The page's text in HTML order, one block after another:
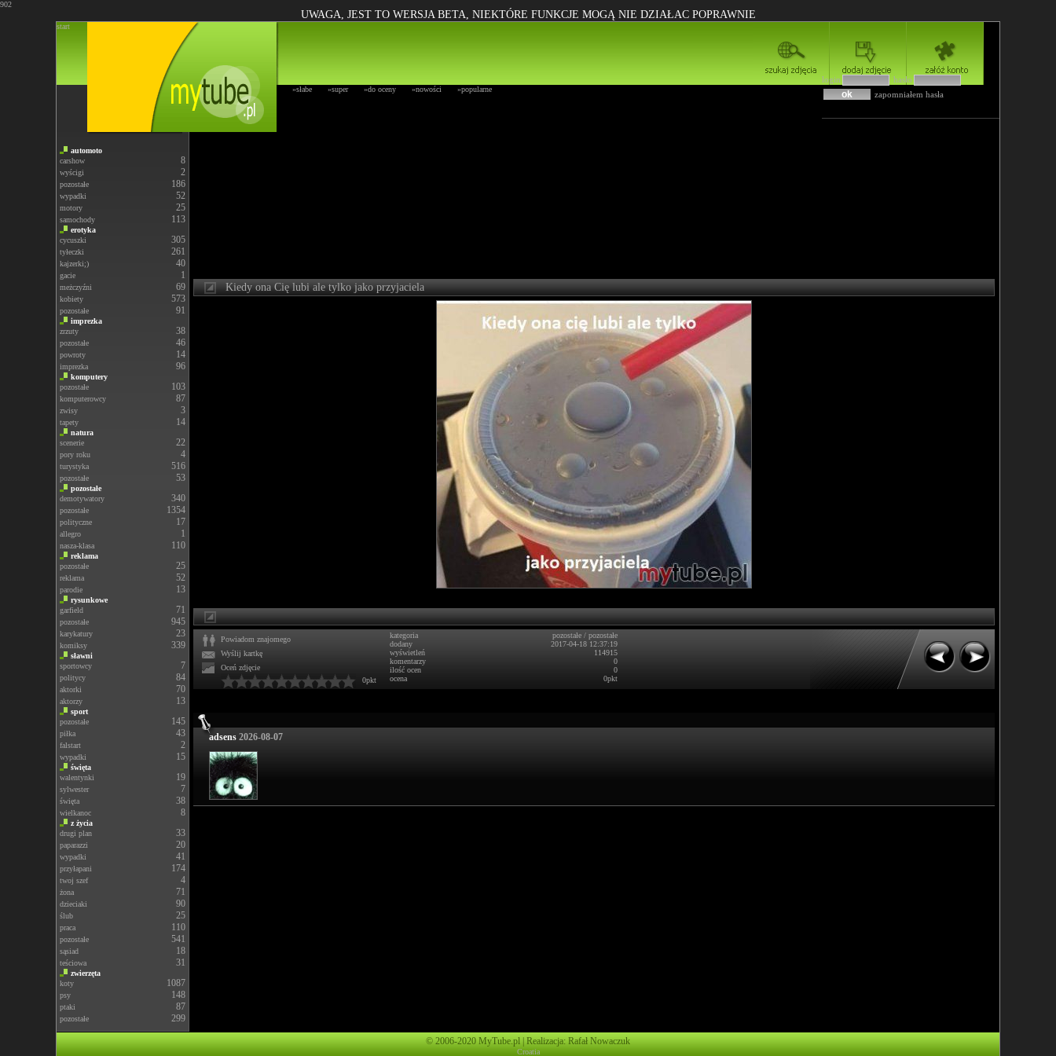
902
UWAGA, JEST TO WERSJA BETA, NIEKTÓRE FUNKCJE MOGĄ NIE DZIAŁAC POPRAWNIE
start
»słabe »super »do oceny »nowości »popularne
login
hasło
zapomniałem hasła
automoto
carshow
8
wyścigi 2
pozostałe 186
wypadki 52
motory 25
samochody 113
erotyka
cycuszki
305
tyłeczki 261
kajzerki;) 40
gacie 1
meżczyźni 69
kobiety 573
pozostałe 91
imprezka
zrzuty
38
pozostałe 46
powroty 14
imprezka 96
komputery
pozostałe
103
komputerowcy 87
zwisy 3
tapety 14
natura
scenerie
22
pory roku 4
turystyka 516
pozostałe 53
pozostałe
demotywatory
340
pozostałe 1354
polityczne 17
allegro 1
nasza-klasa 110
reklama
pozostałe
25
reklama 52
parodie 13
rysunkowe
garfield
71
pozostałe 945
karykatury 23
komiksy 339
sławni
sportowcy
7
politycy 84
aktorki 70
aktorzy 13
sport
pozostałe
145
piłka 43
falstart 2
wypadki 15
święta
walentynki
19
sylwester 7
święta 38
wielkanoc 8
z życia
drugi plan
33
paparazzi 20
wypadki 41
przyłapani 174
twoj szef 4
żona 71
dzieciaki 90
ślub 25
praca 110
pozostałe 541
sąsiad 18
teściowa 31
zwierzęta
koty
1087
psy 148
ptaki 87
pozostałe 299
Kiedy ona Cię lubi ale tylko jako przyjaciela
Powiadom znajomego
Wyślij kartkę
Oceń zdjęcie
0pkt
kategoria
dodany
wyświetleń
komentarzy
ilość ocen
ocena
pozostałe / pozostałe
2017-04-18 12:37:19
114915
0
0
0pkt
adsens 2026-08-07
© 2006-2020 MyTube.pl | Realizacja: Rafał Nowaczuk
Croatia